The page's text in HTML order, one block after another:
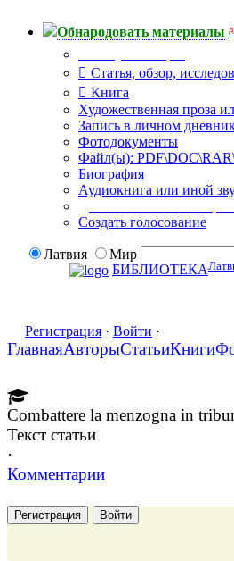
Обнародовать материалы
Статья, обзор,
Книга
Художественная проза
Запись в личном
Фотодокументы
Файл(ы):
Биография
Аудиокнига или иной
Создать голосование
Латвия
Мир
БИБЛИОТЕКА
Регистрация · Войти ·
ГлавнаяАвторыСтатьиКниги
Combattere la menzogna in
Текст статьи
·
Комментарии
Регистрация Войти